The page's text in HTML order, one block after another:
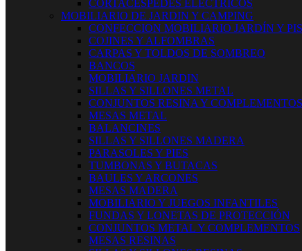
CORTACESPEDES ELECTRICOS
MOBILIARIO DE JARDIN Y CAMPING
CONFECCION MOBILIARIO JARDÍN Y
COJINES Y ALFOMBRAS
CARPAS Y TOLDOS DE SOMBREO
BANCOS
MOBILIARIO JARDIN
SILLAS Y SILLONES METAL
CONJUNTOS RESINA Y COMPLEMENTOS
MESAS METAL
BALANCINES
SILLAS Y SILLONES MADERA
PARASOLES Y PIES
TUMBONAS Y BUTACAS
BAULES Y ARCONES
MESAS MADERA
MOBILIARIO Y JUEGOS INFANTILES
FUNDAS Y LONETAS DE PROTECCIÓN
CONJUNTOS METAL Y COMPLEMENTOS
MESAS RESINAS